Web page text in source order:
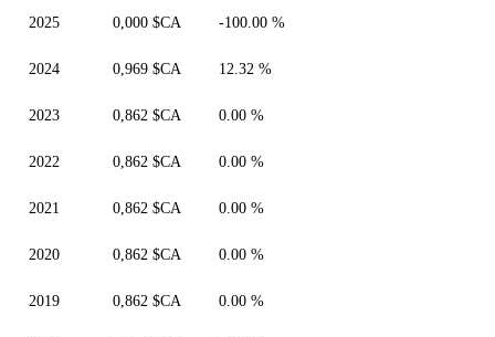
2025 0,000 $CA -100.00 %
2024 0,969 $CA 12.32 %
2023 0,862 $CA 0.00 %
2022 0,862 $CA 0.00 %
2021 0,862 $CA 0.00 %
2020 0,862 $CA 0.00 %
2019 0,862 $CA 0.00 %